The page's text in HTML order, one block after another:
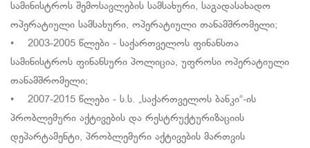
სამინისტროს შემოსავლების სამსახური, საგადასახადო
ოპერატიული სამსახური, ოპერატიული თანამშრომელი;
• 2003-2005 წლები - საქართველოს ფინანსთა
სამინისტროს ფინანსური პოლიცია, უფროსი ოპერატიული
თანამშრომელი;
• 2007-2015 წლები - ს.ს. „საქართველოს ბანკი“-ის
პრობლემური აქტივების და რესტრუქტურიზაციის
დეპარტამენტი, პრობლემური აქტივების მართვის